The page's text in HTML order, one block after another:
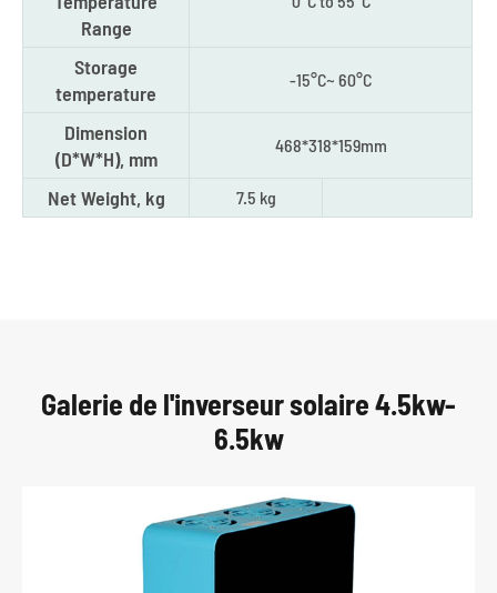
Range
Storage
temperature
-15°C~ 60°C
Dimension
(D*W*H), mm
468*318*159mm
Net Weight, kg 7.5 kg
Galerie de l'inverseur solaire 4.5kw-
6.5kw